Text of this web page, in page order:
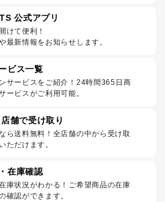
公式アプリ
けて便利！
最新情報をお知らせします。
ビス一覧
サービスをご紹介！24時間365日商
ービスがご利用可能。
舗で受け取り
ら送料無料！全店舗の中から受け取
ただけます。
在庫確認
庫状況がわかる！ご希望商品の在庫
確認ができます。